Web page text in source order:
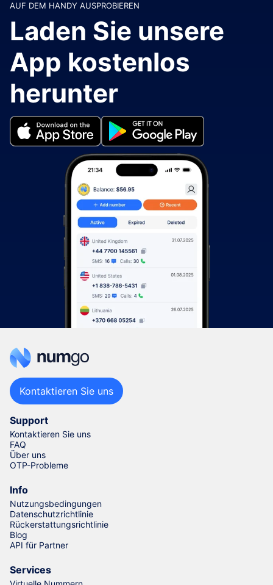
AUF DEM HANDY AUSPROBIEREN
Laden Sie unsere
App kostenlos
herunter
Support
Kontaktieren Sie uns
FAQ
Über uns
OTP-Probleme
Info
Nutzungsbedingungen
Datenschutzrichtlinie
Rückerstattungsrichtlinie
Blog
API für Partner
Services
Kontaktieren Sie uns